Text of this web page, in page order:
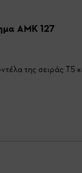
AMK 127
της σειράς T5